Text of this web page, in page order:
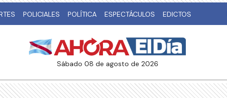
POLICIALES POLÍTICA ESPECTÁCULOS EDICTOS
sábado 08 de agosto de 2026